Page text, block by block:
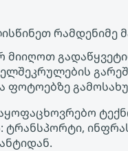
რამდენიმე
მიიღოთ
ფოტოებზე